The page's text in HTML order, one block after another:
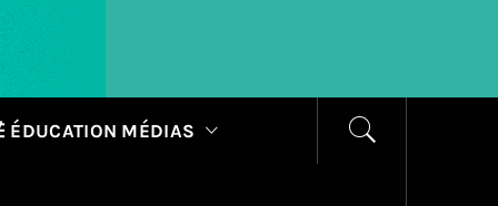
ÉDUCATION MÉDIAS